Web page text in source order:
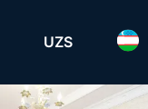
UZS